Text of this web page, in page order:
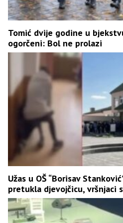
Tomić dvije godine u
ogorčeni: Bol ne prolazi
Užas u OŠ “Borisav
pretukla djevojčicu, vršnjaci